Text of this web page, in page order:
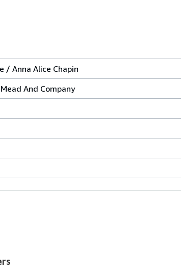
/ Anna Alice Chapin
And Company